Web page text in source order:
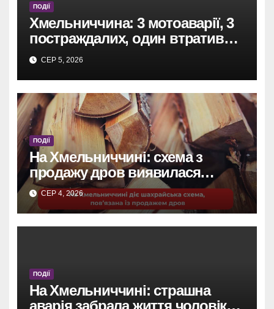
ПОДІЇ
Хмельниччина: 3 мотоаварії, 3
постраждалих, один втратив
ногу.
СЕР 5, 2026
ПОДІЇ
На Хмельниччині: схема з
продажу дров виявилася
шахрайством.
СЕР 4, 2026
ПОДІЇ
На Хмельниччині: страшна
аварія забрала життя чоловіка,